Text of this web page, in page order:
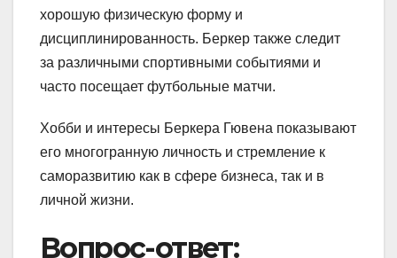
хорошую физическую форму и
дисциплинированность. Беркер также следит
за различными спортивными событиями и
часто посещает футбольные матчи.
Хобби и интересы Беркера Гювена показывают
его многогранную личность и стремление к
саморазвитию как в сфере бизнеса, так и в
личной жизни.
Вопрос-ответ: